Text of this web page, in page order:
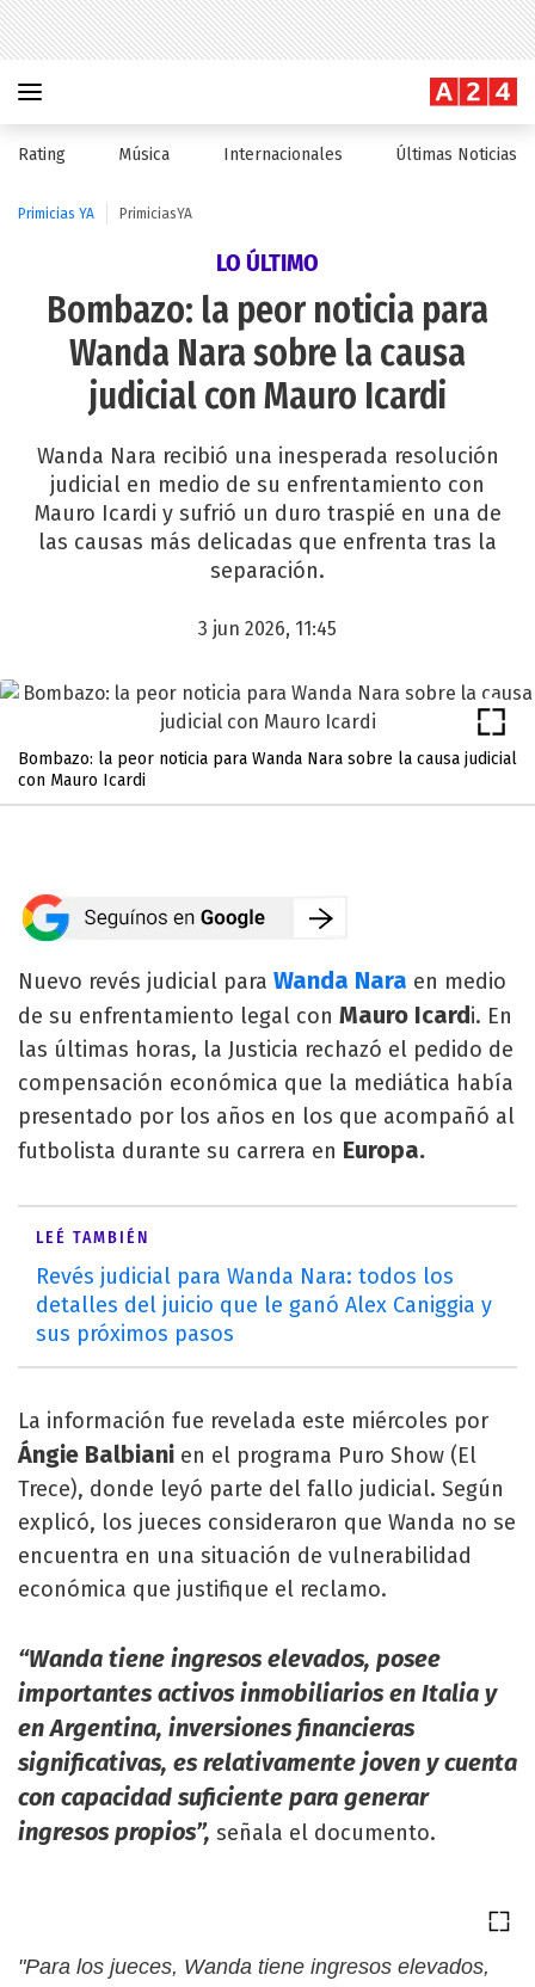
Rating Música Internacionales Últimas Noticias
Primicias YA PrimiciasYA
LO ÚLTIMO
Bombazo: la peor noticia para
Wanda Nara sobre la causa
judicial con Mauro Icardi
Wanda Nara recibió una inesperada resolución
judicial en medio de su enfrentamiento con
Mauro Icardi y sufrió un duro traspié en una de
las causas más delicadas que enfrenta tras la
separación.
3 jun 2026, 11:45
Bombazo: la peor noticia para Wanda Nara sobre la causa judicial
con Mauro Icardi
Nuevo revés judicial para Wanda Nara en medio
de su enfrentamiento legal con Mauro Icardi. En
las últimas horas, la Justicia rechazó el pedido de
compensación económica que la mediática había
presentado por los años en los que acompañó al
futbolista durante su carrera en Europa.
LEÉ TAMBIÉN
Revés judicial para Wanda Nara: todos los
detalles del juicio que le ganó Alex Caniggia y
sus próximos pasos
La información fue revelada este miércoles por
Ángie Balbiani en el programa Puro Show (El
Trece), donde leyó parte del fallo judicial. Según
explicó, los jueces consideraron que Wanda no se
encuentra en una situación de vulnerabilidad
económica que justifique el reclamo.
“Wanda tiene ingresos elevados, posee
importantes activos inmobiliarios en Italia y
en Argentina, inversiones financieras
significativas, es relativamente joven y cuenta
con capacidad suficiente para generar
ingresos propios”, señala el documento.
"Para los jueces, Wanda tiene ingresos elevados,